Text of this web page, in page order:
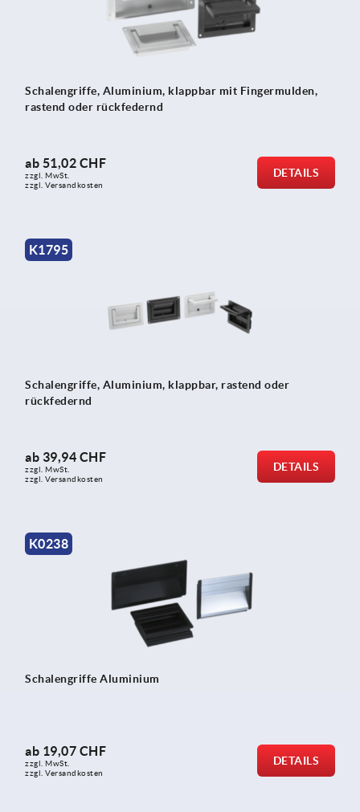
Schalengriffe, Aluminium, klappbar mit Fingermulden,
rastend oder rückfedernd
ab 51,02 CHF
zzgl. MwSt.
zzgl. Versandkosten
DETAILS
K1795
Schalengriffe, Aluminium, klappbar, rastend oder
rückfedernd
ab 39,94 CHF
zzgl. MwSt.
zzgl. Versandkosten
DETAILS
K0238
Schalengriffe Aluminium
ab 19,07 CHF
zzgl. MwSt.
zzgl. Versandkosten
DETAILS